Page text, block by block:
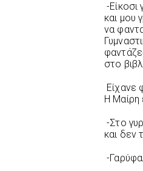
-Είκοσι
και μου
να
στο
Είχανε
Η Μαίρη
-Στο
και δεν
-